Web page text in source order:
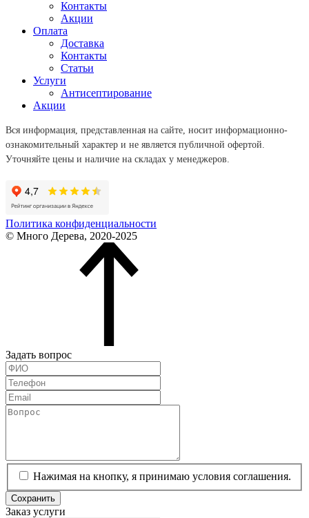
Контакты
Акции
Оплата
Доставка
Контакты
Статьи
Услуги
Антисептирование
Акции
Вся информация, представленная на сайте, носит информационно-
ознакомительный характер и не является публичной офертой.
Уточняйте цены и наличие на складах у менеджеров.
Политика конфиденциальности
© Много Дерева, 2020-2025
Задать вопрос
Нажимая на кнопку, я принимаю условия соглашения.
Сохранить
Заказ услуги